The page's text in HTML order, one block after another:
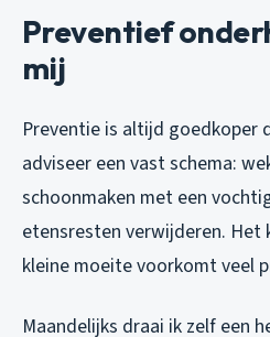
Preventief
mij
Preventie is altijd goedkoper
adviseer een vast schema:
schoonmaken met een
etensresten verwijderen. Het
kleine moeite voorkomt veel
Maandelijks draai ik zelf een